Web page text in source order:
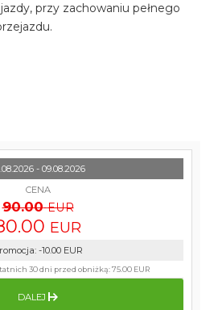
przy zachowaniu pełnego
- 09.08.2026
CENA
90.00 EUR
EUR
: -10.00 EUR
30 dni przed obniżką:75.00 EUR
DALEJ